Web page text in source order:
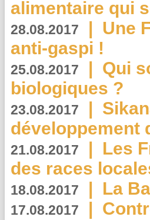
alimentaire qui
28.08.2017 | Une
anti-gaspi !
25.08.2017 | Qui
biologiques ?
23.08.2017 |
développement
21.08.2017 | Les
des races
18.08.2017 | La
17.08.2017 |